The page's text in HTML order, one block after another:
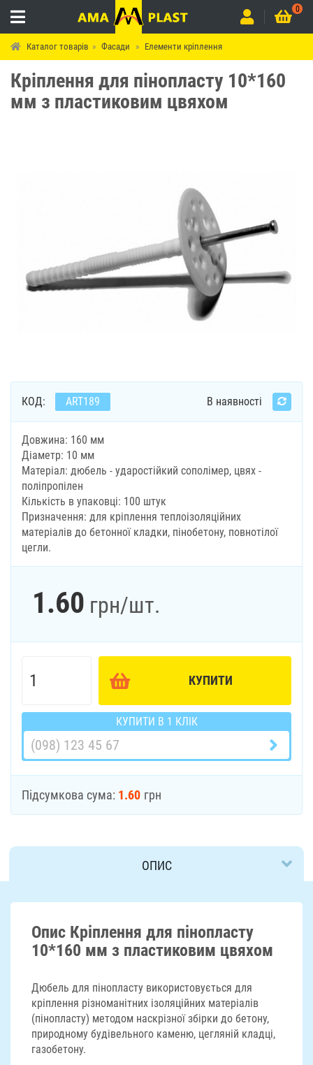
0
Каталог товарів Фасади Елементи кріплення
Кріплення для пінопласту 10*160
мм з пластиковим цвяхом
КОД: ART189 В наявності
Довжина: 160 мм
Діаметр: 10 мм
Матеріал: дюбель - ударостійкий сополімер, цвях -
поліпропілен
Кількість в упаковці: 100 штук
Призначення: для кріплення теплоізоляційних
матеріалів до бетонної кладки, пінобетону, повнотілої
цегли.
1.60 грн/шт.
КУПИТИ
КУПИТИ В 1 КЛІК
Підсумкова сума: 1.60 грн
ОПИС
ДОСТАВКА
Опис Кріплення для пінопласту
10*160 мм з пластиковим цвяхом
Дюбель для пінопласту використовується для
кріплення різноманітних ізоляційних матеріалів
(пінопласту) методом наскрізної збірки до бетону,
природному будівельного каменю, цегляній кладці,
газобетону.